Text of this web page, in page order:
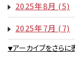
2025年8月 (5)
2025年7月 (7)
▼アーカイブをさらに